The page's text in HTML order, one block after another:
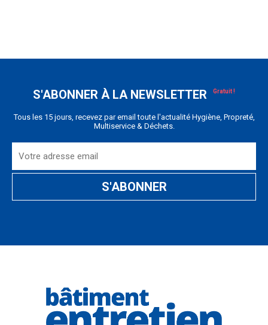
S'ABONNER À LA NEWSLETTER
Tous les 15 jours, recevez par email toute l'actualité Hygiène, Propreté,
Multiservice & Déchets.